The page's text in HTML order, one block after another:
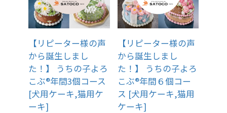
【リピーター様の声
から誕生しまし
た！】 うちの子よろ
こぶ®年間3個コース
[犬用ケーキ,猫用ケ
ーキ]
【リピーター様の声
から誕生しまし
た！】 うちの子よろ
こぶ®年間６個コー
ス [犬用ケーキ,猫用
ケーキ]